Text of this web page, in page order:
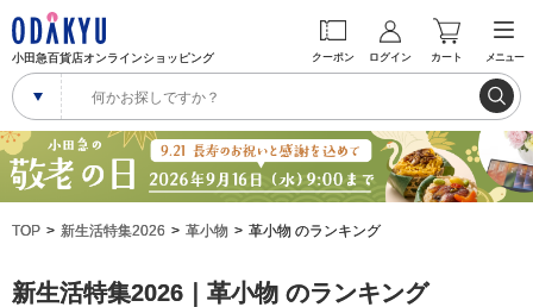
小田急百貨店オンラインショッピング クーポン ログイン カート メニュー
TOP 新生活特集2026 革小物 革小物 のランキング
新生活特集2026｜革小物 のランキング